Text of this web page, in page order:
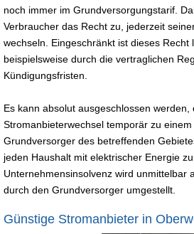
noch immer im Grundversorgungstarif.
Verbraucher das Recht zu, jederzeit
wechseln. Eingeschränkt ist dieses Recht
beispielsweise durch die vertraglichen
Kündigungsfristen.
Es kann absolut ausgeschlossen werden,
Stromanbieterwechsel temporär zu
Grundversorger des betreffenden
jeden Haushalt mit elektrischer Energie
Unternehmensinsolvenz wird unmittelbar
durch den Grundversorger umgestellt.
Günstige Stromanbieter in